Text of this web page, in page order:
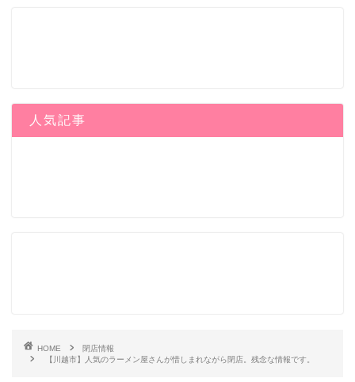
人気記事
HOME
閉店情報
【川越市】人気のラーメン屋さんが惜しまれながら閉店。残念な情報です。